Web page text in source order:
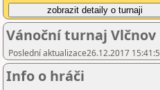
Vánoční turnaj Vlčnov
Poslední aktualizace26.12.2017
Info o hráči